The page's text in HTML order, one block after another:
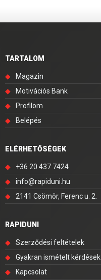
TARTALOM
◆
Magazin
◆
Motivációs Bank
◆
Profilom
◆
Belépés
ELÉRHETŐSÉGEK
◆
+36 20 437 7424
◆
info@rapiduni.hu
◆
2141 Csömör, Ferenc u. 2.
RAPIDUNI
◆
Szerződési feltételek
◆
Gyakran ismételt kérdések
◆
Kapcsolat